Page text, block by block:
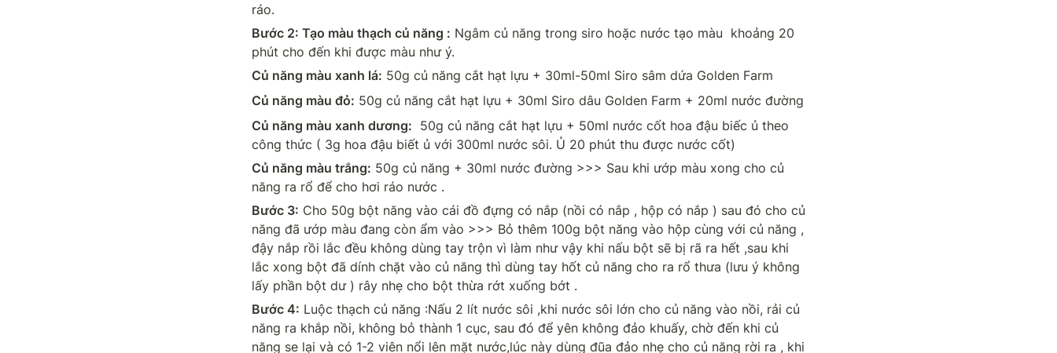
ráo.
Bước 2: Tạo màu thạch củ năng : Ngâm củ năng trong siro hoặc nước tạo màu  khoảng 20
phút cho đến khi được màu như ý.
Củ năng màu xanh lá: 50g củ năng cắt hạt lựu + 30ml-50ml Siro sâm dứa Golden Farm
Củ năng màu đỏ: 50g củ năng cắt hạt lựu + 30ml Siro dâu Golden Farm + 20ml nước đường
Củ năng màu xanh dương: 50g củ năng cắt hạt lựu + 50ml nước cốt hoa đậu biếc ủ theo
công thức ( 3g hoa đậu biết ủ với 300ml nước sôi. Ủ 20 phút thu được nước cốt)
Củ năng màu trắng: 50g củ năng + 30ml nước đường >>> Sau khi ướp màu xong cho củ
năng ra rổ để cho hơi ráo nước .
Bước 3: Cho 50g bột năng vào cái đồ đựng có nắp (nồi có nắp , hộp có nắp ) sau đó cho củ
năng đã ướp màu đang còn ẩm vào >>> Bỏ thêm 100g bột năng vào hộp cùng với củ năng ,
đậy nắp rồi lắc đều không dùng tay trộn vì làm như vậy khi nấu bột sẽ bị rã ra hết ,sau khi
lắc xong bột đã dính chặt vào củ năng thì dùng tay hốt củ năng cho ra rổ thưa (lưu ý không
lấy phần bột dư ) rây nhẹ cho bột thừa rớt xuống bớt .
Bước 4: Luộc thạch củ năng :Nấu 2 lít nước sôi ,khi nước sôi lớn cho củ năng vào nồi, rải củ
năng ra khắp nồi, không bỏ thành 1 cục, sau đó để yên không đảo khuấy, chờ đến khi củ
năng se lại và có 1-2 viên nổi lên mặt nước,lúc này dùng đũa đảo nhẹ cho củ năng rời ra , khi